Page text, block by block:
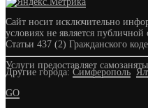
Сайт носит исключительно
условиях не является
Статьи 437 (2) Гражданского
Услуги предоставляет
Другие города: Симферополь
GO